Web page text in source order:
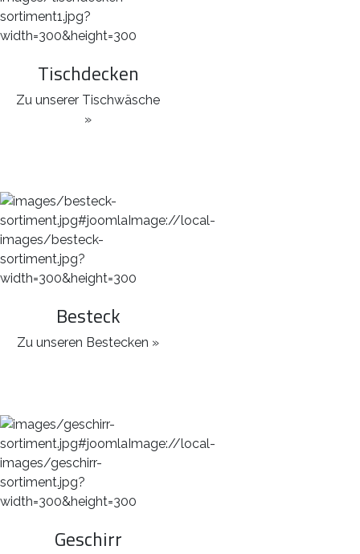
Tischdecken
Zu unserer Tischwäsche
»
Besteck
Zu unseren Bestecken »
Geschirr